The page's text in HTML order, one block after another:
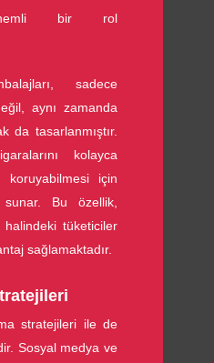
bir rol
sadece
aynı zamanda
da tasarlanmıştır.
kolayca
koruyabilmesi için
Bu özellik,
tüketiciler
sağlamaktadır.
stratejileri ile de
Sosyal medya ve